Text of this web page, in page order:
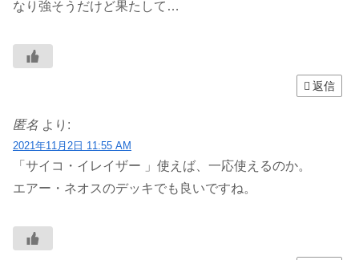
なり強そうだけど果たして…
返信
匿名 より:
2021年11月2日 11:55 AM
「サイコ・イレイザー 」使えば、一応使えるのか。
エアー・ネオスのデッキでも良いですね。